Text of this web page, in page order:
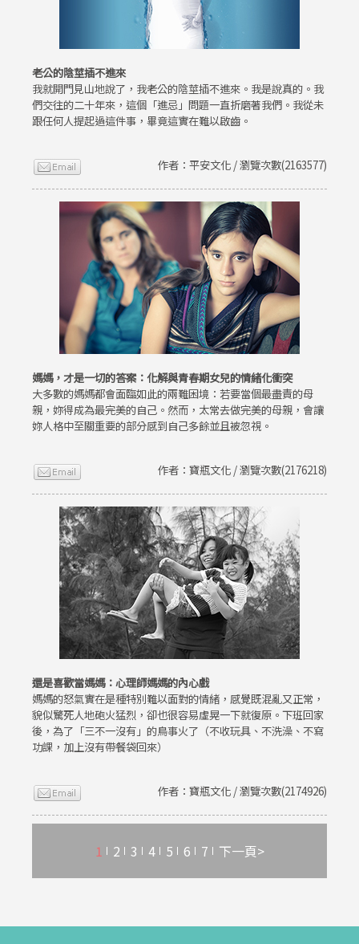
老公的陰莖插不進來
我就開門見山地說了，我老公的陰莖插不進來。我是說真的。我
們交往的二十年來，這個「進忌」問題一直折磨著我們。我從未
跟任何人提起過這件事，畢竟這實在難以啟齒。
作者：平安文化 / 瀏覽次數(2163577)
媽媽，才是一切的答案：化解與青春期女兒的情緒化衝突
大多數的媽媽都會面臨如此的兩難困境：若要當個最盡責的母
親，妳得成為最完美的自己。然而，太常去做完美的母親，會讓
妳人格中至關重要的部分感到自己多餘並且被忽視。
作者：寶瓶文化 / 瀏覽次數(2176218)
還是喜歡當媽媽：心理師媽媽的內心戲
媽媽的怒氣實在是種特別難以面對的情緒，感覺既混亂又正常，
貌似驚死人地砲火猛烈，卻也很容易虛晃一下就復原。下班回家
後，為了「三不一沒有」的鳥事火了（不收玩具、不洗澡、不寫
功課，加上沒有帶餐袋回來）
作者：寶瓶文化 / 瀏覽次數(2174926)
1 2 3 4 5 6 7 下一頁>